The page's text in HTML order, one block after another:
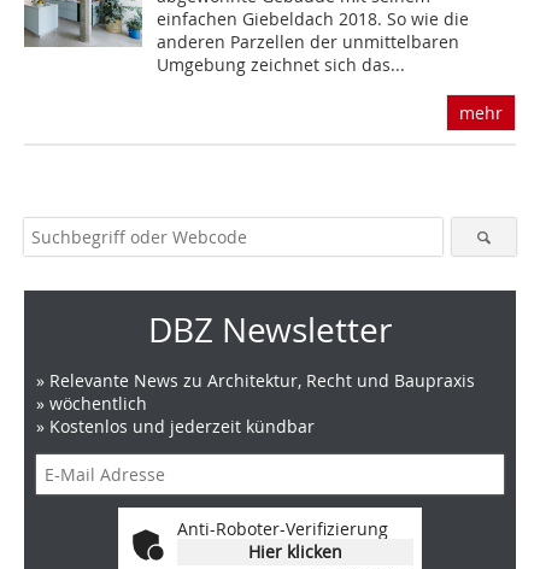
einfachen Giebeldach 2018. So wie die
anderen Parzellen der unmittelbaren
Umgebung zeichnet sich das...
mehr
DBZ Newsletter
» Relevante News zu Architektur, Recht und Baupraxis
» wöchentlich
» Kostenlos und jederzeit kündbar
Anti-Roboter-Verifizierung
Hier klicken